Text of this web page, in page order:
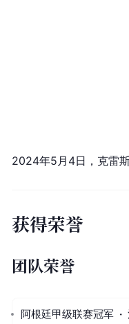
2024年5月4日，克雷
获得荣誉
团队荣誉
阿根廷甲级联赛冠军 ·